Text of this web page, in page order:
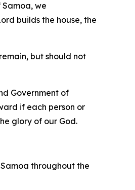
we
builds the house, the
but should not
Government of
if each person or
glory of our God.
throughout the